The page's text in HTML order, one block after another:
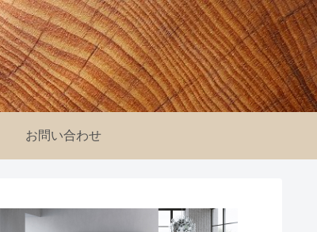
お問い合わせ